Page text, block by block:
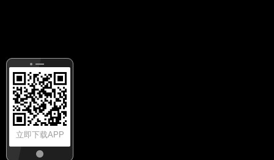
立即下载APP